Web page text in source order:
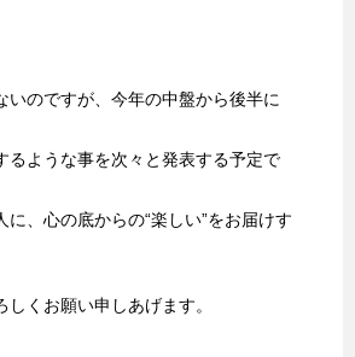
いのですが、今年の中盤から後半に
るような事を次々と発表する予定で
に、心の底からの“楽しい”をお届けす
くお願い申しあげます。